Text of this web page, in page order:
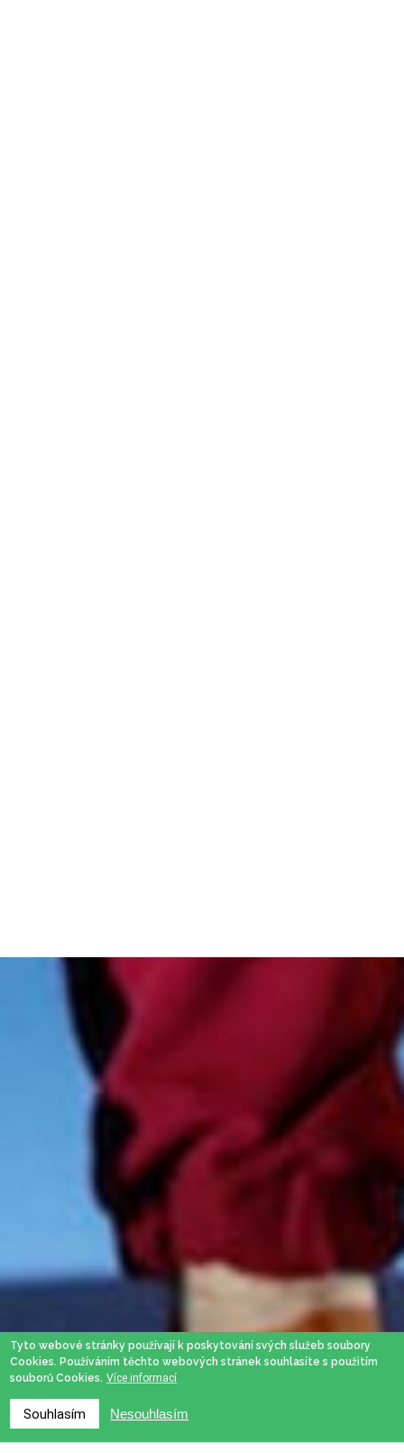
Tyto webové stránky používají k poskytování svých služeb soubory
Cookies. Používáním těchto webových stránek souhlasíte s použitím
souborů Cookies. Více informací
Souhlasím Nesouhlasím